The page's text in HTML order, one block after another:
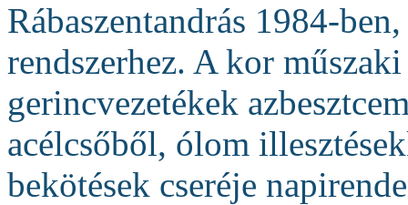
Rábaszentandrás 1984-
rendszerhez. A kor
gerincvezetékek
acélcsőből, ólom
bekötések cseréje